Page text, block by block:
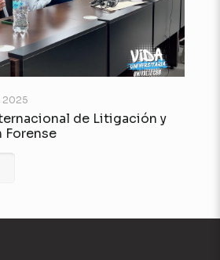
2025
de Litigación y
Forense